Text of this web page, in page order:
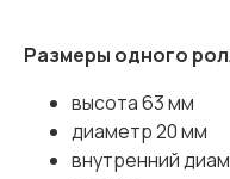
Размеры одного
высота 63 мм
диаметр 20 мм
внутренний